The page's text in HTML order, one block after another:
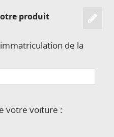
produit
de la
votre voiture :